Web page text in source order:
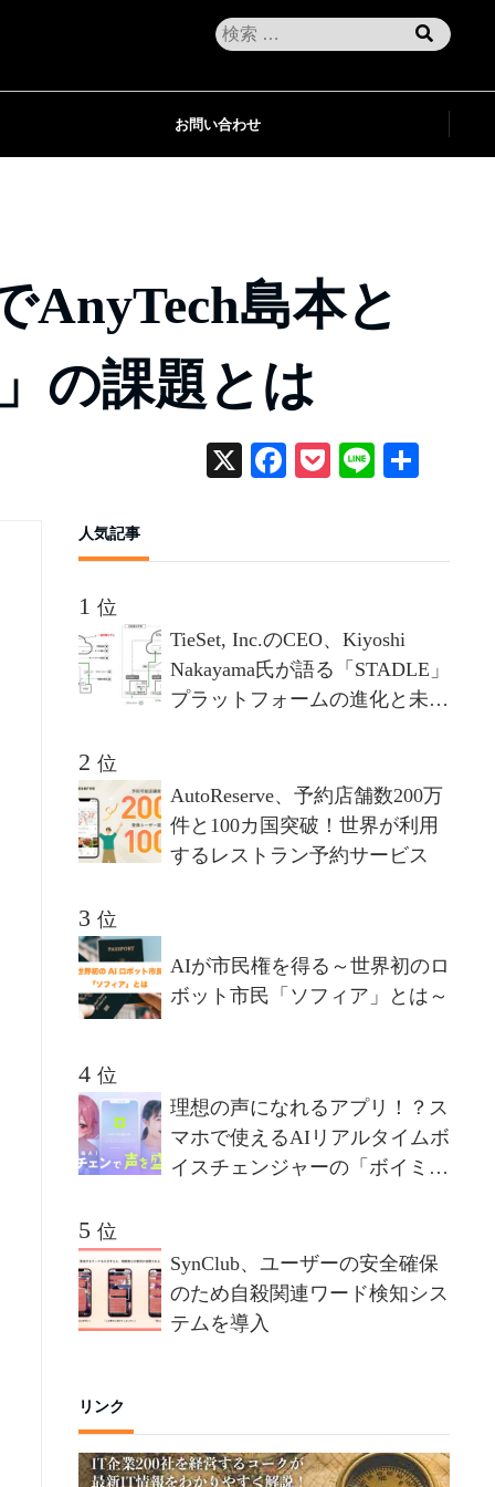
お問い合わせ
AnyTech島本と
の課題とは
X Fa
ok
P
t
Li
人気記事
位
TieSet, Inc.のCEO、Kiyoshi
Nakayama氏が語る「STADLE」
プラットフォームの進化と未来
位
AutoReserve、予約店舗数200万
件と100カ国突破！世界が利用
するレストラン予約サービス
位
AIが市民権を得る～世界初のロ
ボット市民「ソフィア」とは～
位
理想の声になれるアプリ！？ス
マホで使えるAIリアルタイムボ
イスチェンジャーの「ボイミ
やイケボ風に音声変換が可能
に。
位
SynClub、ユーザーの安全確保
のため自殺関連ワード検知シス
テムを導入
リンク